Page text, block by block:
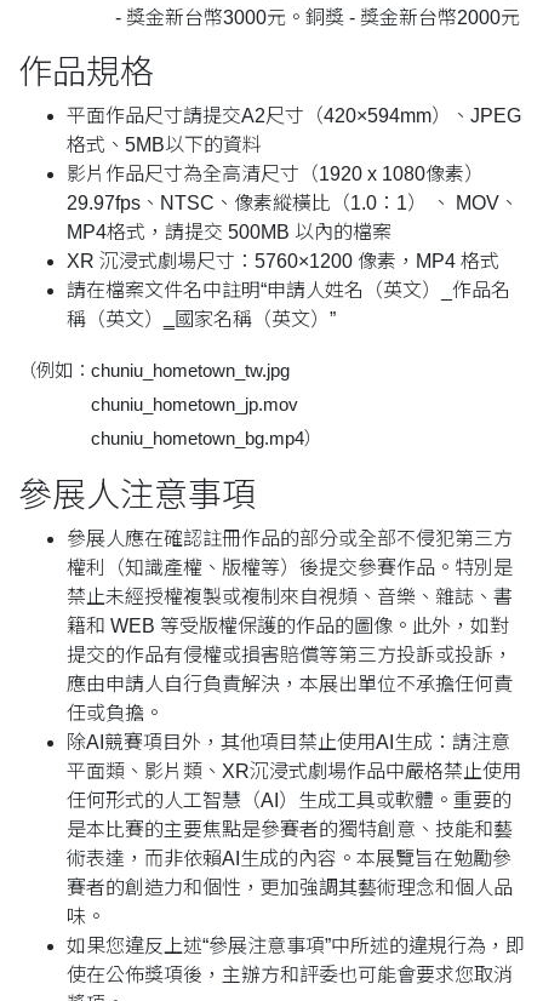
- 獎金新台幣3000元。銅獎 - 獎金新台幣2000元
作品規格
平面作品尺寸請提交A2尺寸（420×594mm）、JPEG
格式、5MB以下的資料
影片作品尺寸為全高清尺寸（1920 x 1080像素）
29.97fps、NTSC、像素縱橫比（1.0：1） 、 MOV、
MP4格式，請提交 500MB 以內的檔案
XR 沉浸式劇場尺寸：5760×1200 像素，MP4 格式
請在檔案文件名中註明“申請人姓名（英文）_作品名
稱（英文）‗國家名稱（英文）”
（例如：chuniu_hometown_tw.jpg
chuniu_hometown_jp.mov
chuniu_hometown_bg.mp4）
參展人注意事項
參展人應在確認註冊作品的部分或全部不侵犯第三方
權利（知識產權、版權等）後提交參賽作品。特別是
禁止未經授權複製或複制來自視頻、音樂、雜誌、書
籍和 WEB 等受版權保護的作品的圖像。此外，如對
提交的作品有侵權或損害賠償等第三方投訴或投訴，
應由申請人自行負責解決，本展出單位不承擔任何責
任或負擔。
除AI競賽項目外，其他項目禁止使用AI生成：請注意
平面類、影片類、XR沉浸式劇場作品中嚴格禁止使用
任何形式的人工智慧（AI）生成工具或軟體。重要的
是本比賽的主要焦點是參賽者的獨特創意、技能和藝
術表達，而非依賴AI生成的內容。本展覽旨在勉勵參
賽者的創造力和個性，更加強調其藝術理念和個人品
味。
如果您違反上述“參展注意事項”中所述的違規行為，即
使在公佈獎項後，主辦方和評委也可能會要求您取消